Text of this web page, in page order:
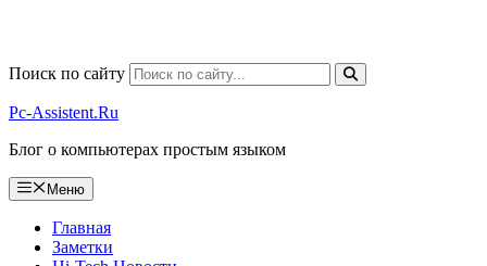
Поиск по сайту
Pc-Assistent.Ru
Блог о компьютерах простым языком
Меню
Главная
Заметки